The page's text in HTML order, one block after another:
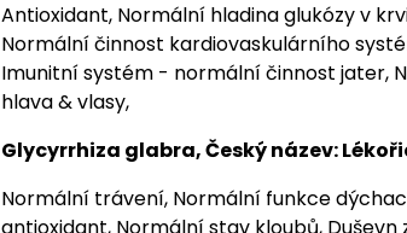
Antioxidant, Normální hladina glukózy v
Normální činnost kardiovaskulárního
Imunitní systém - normální činnost jater,
hlava & vlasy,
Glycyrrhiza glabra, Český název:
Normální trávení, Normální funkce